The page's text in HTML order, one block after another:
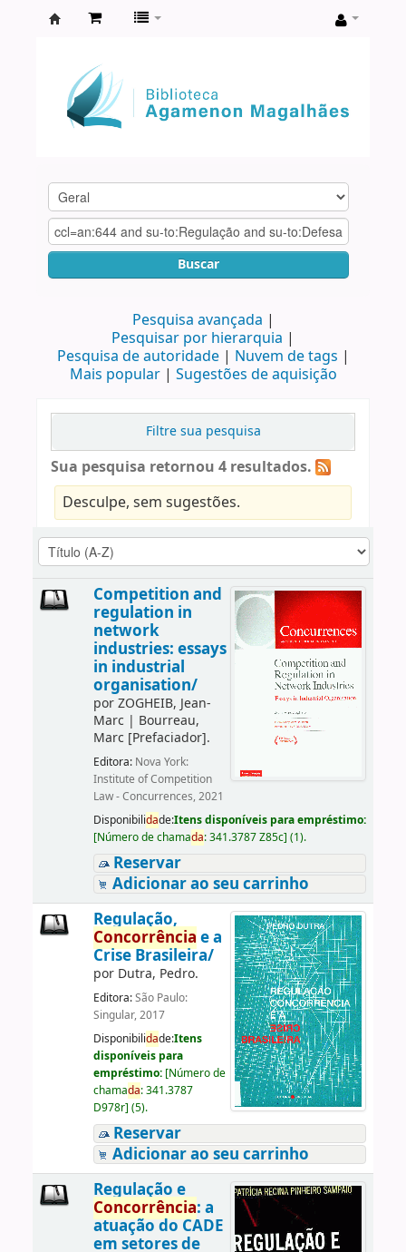
Agamenon
Magalhães
Buscar
Pesquisa avançada
Pesquisar por hierarquia
Pesquisa de autoridade
Nuvem de tags
Mais popular
Sugestões de aquisição
Filtre sua pesquisa
Sua pesquisa retornou 4 resultados.
Desculpe, sem sugestões.
Competition and
regulation in
network
industries: essays
in industrial
organisation/
porZOGHEIB, Jean-
Marc | Bourreau,
Marc [Prefaciador].
Editora: Nova York:
Institute of Competition
Law - Concurrences, 2021
Disponibilidade:Itens disponíveis para empréstimo:
[Número de chamada:341.3787 Z85c] (1).
Reservar
Adicionar ao seu carrinho
Regulação,
Concorrência e a
Crise Brasileira/
por Dutra, Pedro.
Editora:São Paulo:
Singular, 2017
Disponibilidade:Itens
disponíveis para
empréstimo: [Número de
chamada:341.3787
D978r] (5).
Reservar
Adicionar ao seu carrinho
Regulação e
Concorrência: a
atuação do CADE
em setores de